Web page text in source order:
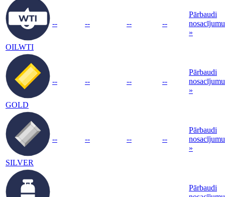
OILWTI
-- -- -- --
Pārbaudi
»
GOLD
-- -- -- --
Pārbaudi
»
SILVER
-- -- -- --
Pārbaudi
»
Pārbaudi